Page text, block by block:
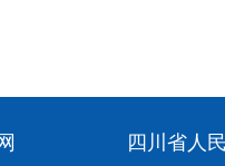
四川省人